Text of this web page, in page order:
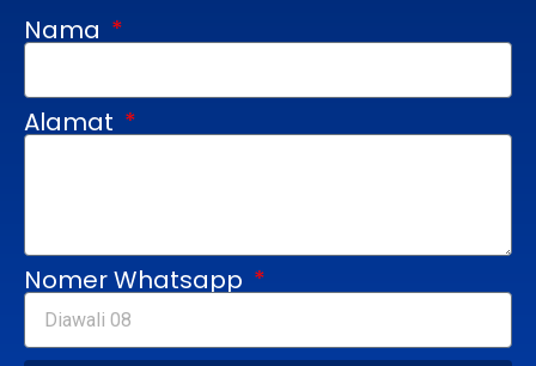
Nama
Alamat
Nomer Whatsapp